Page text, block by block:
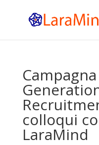
colloqui
LaraMind